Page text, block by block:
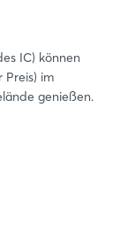
IC) können
Preis) im
genießen.